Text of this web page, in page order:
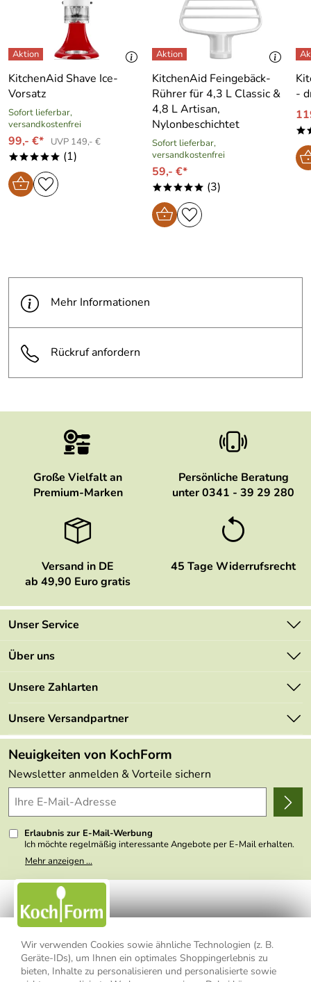
Wir verwenden Cookies sowie ähnliche Technologien (z. B.
Geräte-IDs), um Ihnen ein optimales Shoppingerlebnis zu
bieten, Inhalte zu personalisieren und personalisierte sowie
KitchenAid Shave Ice-
Vorsatz
Sofort lieferbar,
versandkostenfrei
99,- €* UVP 149,- €
***** (1)
KitchenAid Feingebäck-
Rührer für 4,3 L Classic &
4,8 L Artisan,
Nylonbeschichtet
Sofort lieferbar,
versandkostenfrei
59,- €*
***** (3)
-
Mehr Informationen
Rückruf anfordern
Große Vielfalt an
Premium-Marken
Persönliche Beratung
unter 0341 - 39 29 280
Versand in DE
ab 49,90 Euro gratis
45 Tage Widerrufsrecht
Unser Service
Kontakt
Mehrwertsteuerfrei
Retourenportal
FAQs
Lieferbedingungen
Delivery Terms
Kundenlogin
Über uns
Marken
Angebote
Made in Germany
Themen
Wir über uns
Presse
Unsere Zahlarten
Unsere Versandpartner
Neuigkeiten von KochForm
Newsletter anmelden & Vorteile sichern
Erlaubnis zur E-Mail-Werbung
Ich möchte regelmäßig interessante Angebote per E-Mail erhalten.
Meine E-Mail-Adresse wird nicht an andere Unternehmen
weitergegeben. Zu statistischen Zwecken wird in anonymer Form
nicht erkennbar, welche konkrete Person geklickt hat. Diese
Einwilligung zur Nutzung meiner E-Mail- Adresse für Werbezwecke
kann ich jederzeit mit Wirkung für die Zukunft widerrufen, indem ich
den Link "Abmelden" am Ende des Newsletters anklicke oder die
Option Newsletter im Mitgliederbereich deaktiviere. Die
Datenschutzerklärung
habe ich zur Kenntnis genommen.
Mehr anzeigen ...
Impressum Datenschutzerklärung AGB